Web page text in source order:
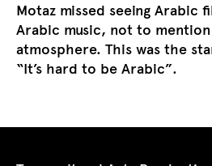
Motaz missed seeing Arabic
Arabic music, not to
atmosphere. This was the
“It’s hard to be Arabic”.